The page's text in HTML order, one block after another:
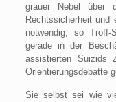
grauer Nebel über
Rechtssicherheit
notwendig, so
gerade in der
assistierten Suizids
Orientierungsdebatte
Sie selbst sei wie